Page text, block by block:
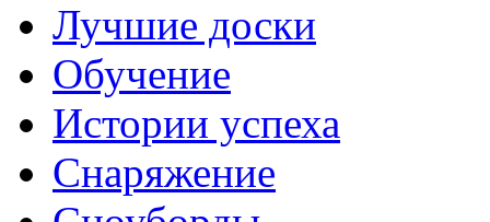
Лучшие доски
Обучение
Истории успеха
Снаряжение